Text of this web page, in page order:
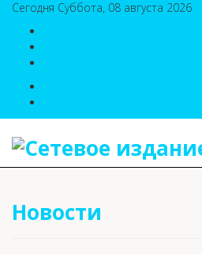
Сегодня Суббота, 08 августа 2026
Новости